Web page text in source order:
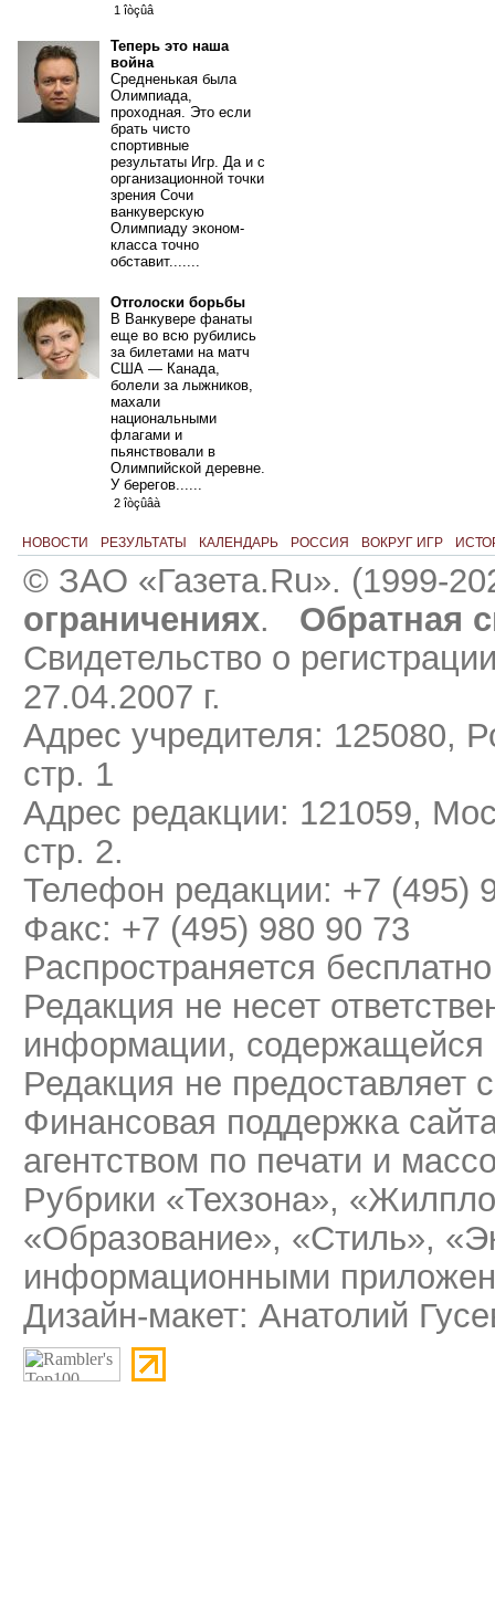
1 îòçûâ
Теперь это наша
война
Средненькая была
Олимпиада,
проходная. Это если
брать чисто
спортивные
результаты Игр. Да и с
организационной точки
зрения Сочи
ванкуверскую
Олимпиаду эконом-
класса точно
обставит.......
Отголоски борьбы
В Ванкувере фанаты
еще во всю рубились
за билетами на матч
США — Канада,
болели за лыжников,
махали
национальными
флагами и
пьянствовали в
Олимпийской деревне.
У берегов......
2 îòçûâà
НОВОСТИ РЕЗУЛЬТАТЫ КАЛЕНДАРЬ РОССИЯ ВОКРУГ ИГР
© ЗАО «Газета.Ru». (1999-
ограничениях.
Обратная
Свидетельство о
27.04.2007 г.
Адрес учредителя: 125080,
стр. 1
Адрес редакции: 121059,
стр. 2.
Телефон редакции: +7 (495)
Факс: +7 (495) 980 90 73
Распространяется бесплатно
Редакция не несет
информации, содержащейся
Редакция не предоставляет
Финансовая поддержка
агентством по печати и
Рубрики «Техзона»,
«Образование», «Стиль»,
информационными
Дизайн-макет: Анатолий